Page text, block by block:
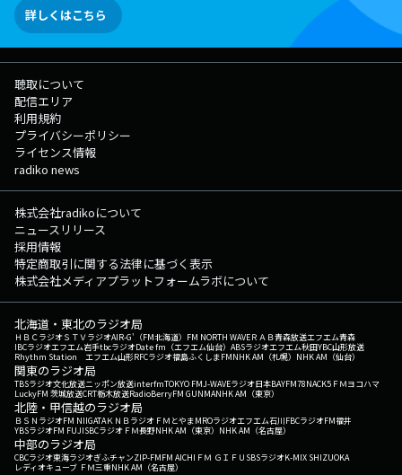
詳しくはこちら
聴取について
配信エリア
利用規約
プライバシーポリシー
ライセンス情報
radiko news
株式会社radikoについて
ニュースリリース
採用情報
特定商取引に関する法律に基づく表示
株式会社メディアプラットフォームラボについて
北海道・東北のラジオ局
ＨＢＣラジオＳＴＶラジオAIR-G'（FM北海道） FM NORTH WAVEＲＡＢ青森放送エフエム青森
IBCラジオエフエム岩手tbcラジオDate fm（エフエム仙台） ABSラジオエフエム秋田YBC山形放送
Rhythm Station エフエム山形RFCラジオ福島ふくしまFMNHK AM（札幌） NHK AM（仙台）
関東のラジオ局
TBSラジオ文化放送ニッポン放送interfmTOKYO FMJ-WAVEラジオ日本BAYFM78NACK5 ＦＭヨコハマ
LuckyFM 茨城放送CRT栃木放送RadioBerryFM GUNMANHK AM（東京）
北陸・甲信越のラジオ局
ＢＳＮラジオFM NIIGATAＫＮＢラジオ ＦＭとやまMROラジオエフエム石川FBCラジオFM福井
YBSラジオFM FUJISBCラジオ ＦＭ長野NHK AM（東京） NHK AM（名古屋）
中部のラジオ局
CBCラジオ東海ラジオぎふチャンZIP-FMFM AICHI ＦＭ ＧＩＦＵ SBSラジオK-MIX SHIZUOKA
レディオキューブ ＦＭ三重NHK AM（名古屋）